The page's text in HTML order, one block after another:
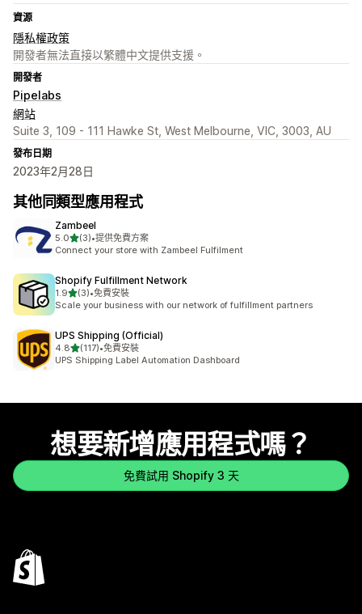
資源
隱私權政策
開發者無法直接以繁體中文提供支援。
開發者
Pipelabs
網站
Suite 3, 109 - 111 Hawke St, West Melbourne, VIC, 3003, AU
發布日期
2023年2月28日
其他同類型應用程式
Zambeel
5.0滿分 5 顆星
(3)
共有 3 則評價
•提供免費方案
Connect your store with Zambeel Fulfilment
Shopify Fulfillment Network
1.9滿分 5 顆星
(3)
共有 3 則評價
•免費安裝
Scale your business with our network of fulfillment partners
UPS Shipping (Official)
4.8滿分 5 顆星
(117)
共有 117 則評價
•免費安裝
UPS Shipping Label Automation Dashboard
想要新增應用程式嗎？
免費試用 Shopify 3 天